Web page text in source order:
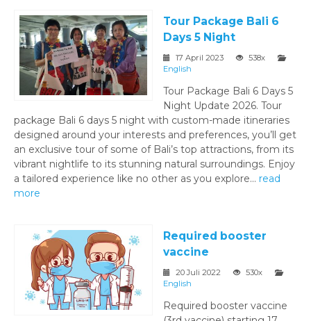
Tour Package Bali 6
Days 5 Night
17 April 2023
538x
English
Tour Package Bali 6 Days 5
Night Update 2026. Tour
package Bali 6 days 5 night with custom-made itineraries
designed around your interests and preferences, you’ll get
an exclusive tour of some of Bali’s top attractions, from its
vibrant nightlife to its stunning natural surroundings. Enjoy
a tailored experience like no other as you explore... read
more
Required booster
vaccine
20 Juli 2022
530x
English
Required booster vaccine